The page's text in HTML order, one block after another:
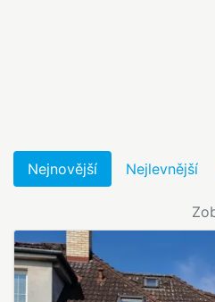
Nejnovější Nejlevnější